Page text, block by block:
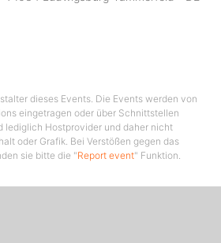
alucinatioo
dieses Events. Die Events werden von
eingetragen oder über Schnittstellen
lediglich Hostprovider und daher nicht
oder Grafik. Bei Verstößen gegen das
sie bitte die "Report event" Funktion.